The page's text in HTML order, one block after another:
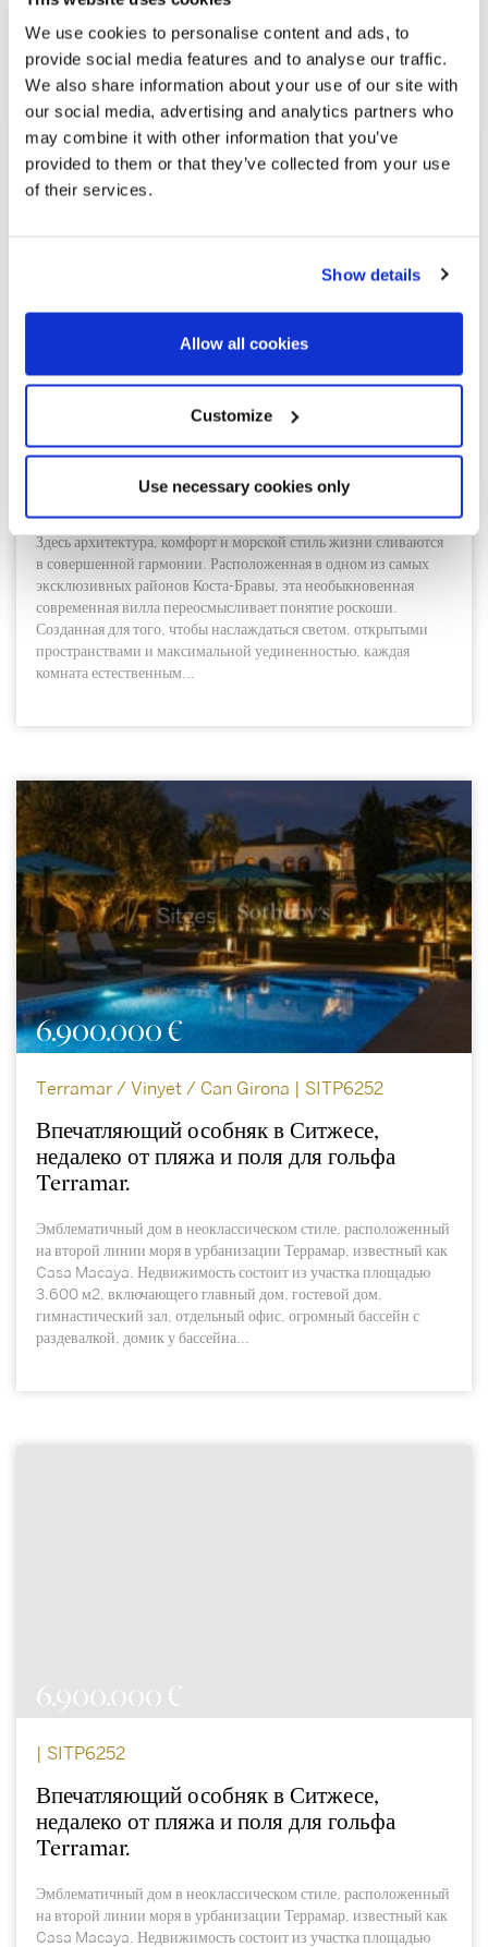
We use cookies to personalise content and ads, to
provide social media features and to analyse our traffic.
We also share information about your use of our site with
our social media, advertising and analytics partners who
may combine it with other information that you’ve
provided to them or that they’ve collected from your use
of their services.
Show details
Allow all cookies
Customize
Use necessary cookies only
Просмотреть другие похожие
объекты недвижимости
5.500.000 €
жизни сливаются воедино
Здесь архитектура, комфорт и морской стиль жизни сливаются
в совершенной гармонии. Расположенная в одном из самых
эксклюзивных районов Коста-Бравы, эта необыкновенная
современная вилла переосмысливает понятие роскоши.
Созданная для того, чтобы наслаждаться светом, открытыми
пространствами и максимальной уединенностью, каждая
комната естественным...
6.900.000 €
Terramar / Vinyet / Can Girona | SITP6252
Впечатляющий особняк в Ситжесе,
недалеко от пляжа и поля для гольфа
Terramar.
Эмблематичный дом в неоклассическом стиле, расположенный
на второй линии моря в урбанизации Террамар, известный как
Casa Macaya. Недвижимость состоит из участка площадью
3.600 м2, включающего главный дом, гостевой дом,
гимнастический зал, отдельный офис, огромный бассейн с
раздевалкой, домик у бассейна...
6.900.000 €
| SITP6252
Впечатляющий особняк в Ситжесе,
недалеко от пляжа и поля для гольфа
Terramar.
Эмблематичный дом в неоклассическом стиле, расположенный
на второй линии моря в урбанизации Террамар, известный как
Casa Macaya. Недвижимость состоит из участка площадью